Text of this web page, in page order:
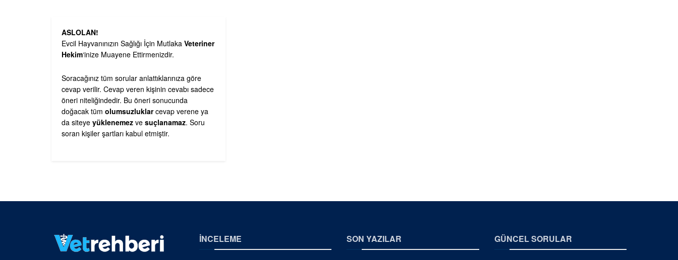
ASLOLAN!
Evcil Hayvanınızın Sağlığı İçin Mutlaka Veteriner
Hekim‘inize Muayene Ettirmenizdir.
Soracağınız tüm sorular anlattıklarınıza göre
cevap verilir. Cevap veren kişinin cevabı sadece
öneri niteliğindedir. Bu öneri sonucunda
doğacak tüm olumsuzluklarcevap verene ya
da siteye yüklenemez ve suçlanamaz. Soru
soran kişiler şartları kabul etmiştir.
İNCELEME SON YAZILAR GÜNCEL SORULAR